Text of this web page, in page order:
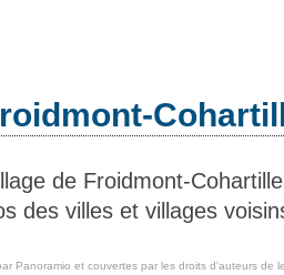
de Froidmont-
des villes et villages
Panoramio et couvertes par les droits d'auteurs de